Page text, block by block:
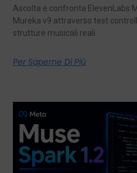
Ascolta e confronta ElevenLabs
Mureka v9 attraverso test
strutture musicali reali.
Per Saperne Di Più